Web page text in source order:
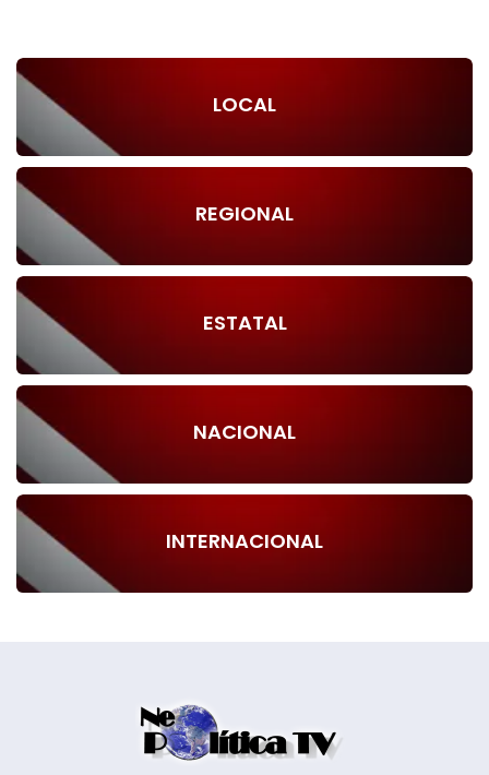
LOCAL
REGIONAL
ESTATAL
NACIONAL
INTERNACIONAL